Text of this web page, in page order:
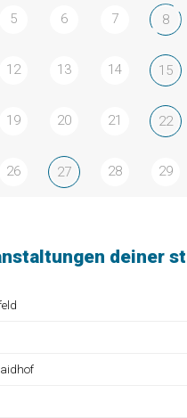
5 6 7 8
12 13 14 15
19 20 21 22
26 27 28 29
deiner